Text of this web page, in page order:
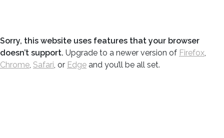
Sorry, this website uses features that your browser
doesn’t support. Upgrade to a newer version of Firefox,
Chrome, Safari, or Edge and you’ll be all set.